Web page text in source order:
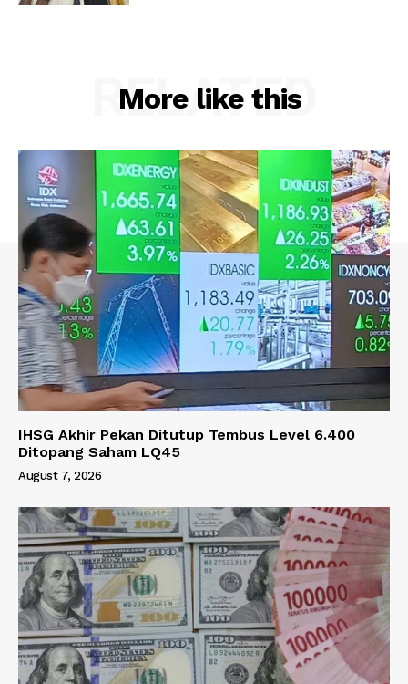
More like this
RELATED
IHSG Akhir Pekan Ditutup Tembus Level 6.400
Ditopang Saham LQ45
August 7, 2026